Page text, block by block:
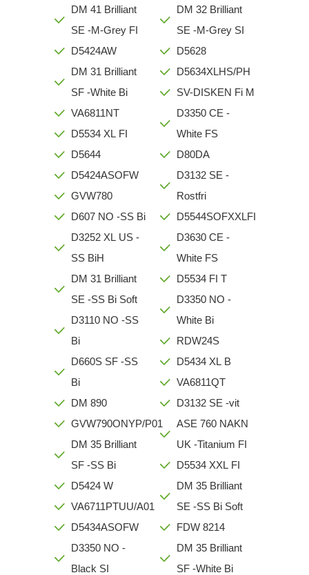
DM 41 Brilliant
SE -M-Grey FI
D5424AW
DM 31 Brilliant
SF -White Bi
VA6811NT
D5534 XL FI
D5644
D5424ASOFW
GVW780
D607 NO -SS Bi
D3252 XL US -
SS BiH
DM 31 Brilliant
SE -SS Bi Soft
D3110 NO -SS
Bi
D660S SF -SS
Bi
DM 890
GVW790ONYP/P01
DM 35 Brilliant
SF -SS Bi
D5424 W
VA6711PTUU/A01
D5434ASOFW
D3350 NO -
Black SI
DM 32 Brilliant
SE -M-Grey SI
D5628
D5634XLHS/PH
SV-DISKEN Fi M
D3350 CE -
White FS
D80DA
D3132 SE -
Rostfri
D5544SOFXXLFI
D3630 CE -
White FS
D5534 FI T
D3350 NO -
White Bi
RDW24S
D5434 XL B
VA6811QT
D3132 SE -vit
ASE 760 NAKN
UK -Titanium FI
D5534 XXL FI
DM 35 Brilliant
SE -SS Bi Soft
FDW 8214
DM 35 Brilliant
SF -White Bi